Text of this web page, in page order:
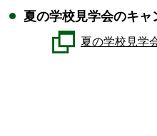
夏の学校見学会のキャ
夏の学校見学